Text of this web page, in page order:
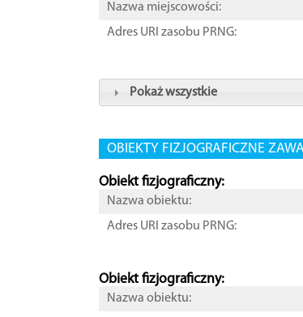
Nazwa miejscowości:
Adres URI zasobu PRNG:
Pokaż wszystkie
OBIEKTY FIZJOGRAFICZNE
Obiekt fizjograficzny:
Nazwa obiektu:
Adres URI zasobu PRNG:
Obiekt fizjograficzny:
Nazwa obiektu: